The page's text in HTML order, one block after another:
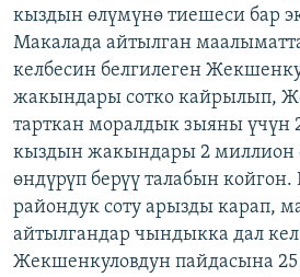
АЗАТТЫК+
ЫҢГАЙСЫЗ СУРООЛОР
ЭЕ/АРнун бардык сайттары
кыздын өлүмүнө тиешеси бар
Макалада айтылган
келбесин белгилеген
жакындары сотко кайрылып,
тарткан моралдык зыяны үчүн
кыздын жакындары 2 миллион
өндүрүп берүү талабын
райондук соту арызды карап,
айтылгандар чындыкка дал
Жекшенкуловдун пайдасына 25